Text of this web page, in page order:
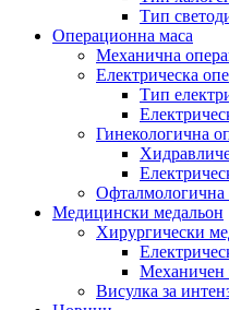
Тип
Операционна маса
Механична
Електрическа
Тип
Гинекологична
Офталмологична
Медицински медальон
Хирургически
Механичен
Висулка за